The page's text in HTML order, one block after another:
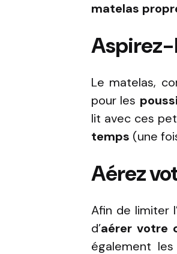
matelas
Le matelas,
pour les
lit avec ces
temps (une
Aérez
Afin de limiter
d’aérer votre
également